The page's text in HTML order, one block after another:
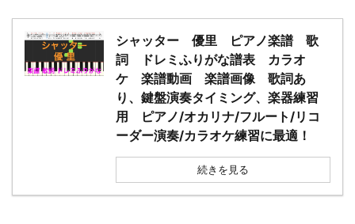
シャッター 優里 ピアノ楽譜 歌
詞 ドレミふりがな譜表 カラオ
ケ 楽譜動画 楽譜画像 歌詞あ
り、鍵盤演奏タイミング、楽器練習
用 ピアノ/オカリナ/フルート/リコ
ーダー演奏/カラオケ練習に最適！
続きを見る